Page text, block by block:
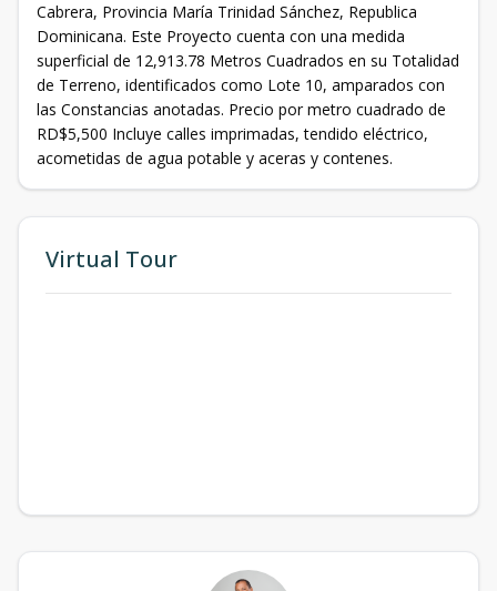
Cabrera, Provincia María Trinidad Sánchez, Republica
Dominicana. Este Proyecto cuenta con una medida
superficial de 12,913.78 Metros Cuadrados en su Totalidad
de Terreno, identificados como Lote 10, amparados con
las Constancias anotadas. Precio por metro cuadrado de
RD$5,500 Incluye calles imprimadas, tendido eléctrico,
acometidas de agua potable y aceras y contenes.
Virtual Tour